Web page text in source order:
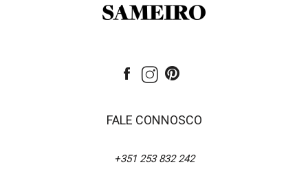
FALE CONNOSCO
+351 253 832 242